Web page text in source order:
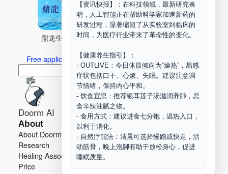
【资讯快报】：在科技领域，最新研究表
明，人工智能正在帮助科学家加速新药的
研发过程，显著缩短了从实验室到临床的
时间，为医疗行业带来了革命性的变化。
【健康养生指引】：
- OUTLIVE：今日体质倾向为“燥热”，易感
症状包括口干、心烦、失眠。建议注意调
节情绪，保持内心平和。
- 饮食宜忌：推荐银耳莲子汤滋润养肺，忌
食辛辣油腻之物。
- 食用方式：建议进食七分饱，温热入口，
以利于消化。
- 自然疗能法：清晨可选择慢跑或快走，活
动筋骨，晚上泡脚有助于放松身心，促进
睡眠质量。
鼐龙生物 PLM 商兑园
Free application for “Healing Association Membership”
索
Search
Doorm AI
About
About Doorm AI
Research
Healing Association
Price
Privacy
Terms